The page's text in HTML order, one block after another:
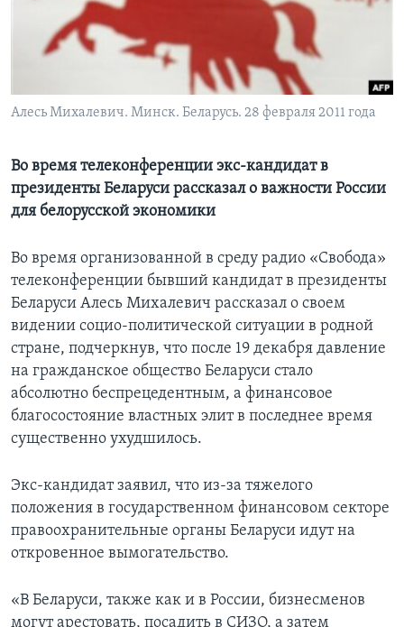
Learning English
Языки
Алесь Михалевич. Минск. Беларусь. 28 февраля 2011 года
Во время телеконференции экс-кандидат в
президенты Беларуси рассказал о важности России
для белорусской экономики
Во время организованной в среду радио «Свобода»
телеконференции бывший кандидат в президенты
Беларуси Алесь Михалевич рассказал о своем
видении социо-политической ситуации в родной
стране, подчеркнув, что после 19 декабря давление
на гражданское общество Беларуси стало
абсолютно беспрецедентным, а финансовое
благосостояние властных элит в последнее время
существенно ухудшилось.
Экс-кандидат заявил, что из-за тяжелого
положения в государственном финансовом секторе
правоохранительные органы Беларуси идут на
откровенное вымогательство.
«В Беларуси, также как и в России, бизнесменов
могут арестовать, посадить в СИЗО, а затем